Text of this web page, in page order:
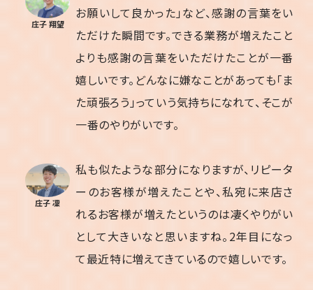
庄子 翔望
お願いして良かった」など、感謝の言葉をい
ただけた瞬間です。できる業務が増えたこと
よりも感謝の言葉をいただけたことが一番
嬉しいです。どんなに嫌なことがあっても「ま
た頑張ろう」っていう気持ちになれて、そこが
一番のやりがいです。
庄子 凜
私も似たような部分になりますが、リピータ
ーのお客様が増えたことや、私宛に来店さ
れるお客様が増えたというのは凄くやりがい
として大きいなと思いますね。2年目になっ
て最近特に増えてきているので嬉しいです。